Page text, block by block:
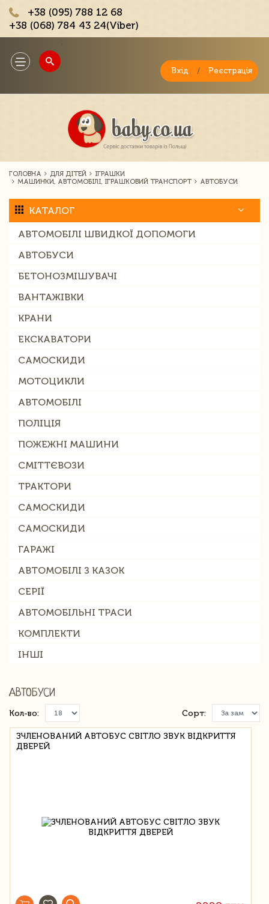
+38 (095) 788 12 68
+38 (068) 784 43 24(Viber)
Toggle
navigation
Вхід / Реєстрація
ГОЛОВНА ДЛЯ ДІТЕЙ
ІГРАШКИ
МАШИНКИ, АВТОМОБІЛІ, ІГРАШКОВИЙ ТРАНСПОРТ
АВТОБУСИ
КАТАЛОГ
АВТОМОБІЛІ ШВИДКОЇ ДОПОМОГИ
АВТОБУСИ
БЕТОНОЗМІШУВАЧІ
ВАНТАЖІВКИ
КРАНИ
ЕКСКАВАТОРИ
САМОСКИДИ
МОТОЦИКЛИ
АВТОМОБІЛІ
ПОЛІЦІЯ
ПОЖЕЖНІ МАШИНИ
СМІТТЄВОЗИ
ТРАКТОРИ
САМОСКИДИ
САМОСКИДИ
ГАРАЖІ
АВТОМОБІЛІ З КАЗОК
СЕРІЇ
АВТОМОБІЛЬНІ ТРАСИ
КОМПЛЕКТИ
ІНШІ
АВТОБУСИ
Кол-во: Сорт:
ЗЧЛЕНОВАНИЙ АВТОБУС СВІТЛО ЗВУК ВІДКРИТТЯ
ДВЕРЕЙ